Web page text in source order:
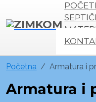
Početna Armatura i
Armatura i